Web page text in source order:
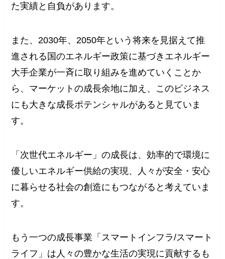
た実績と自負があります。
また、2030年、2050年という将来を見据えて推
進される国のエネルギー政策に基づきエネルギー
大手企業が一斉に取り組みを進めていくことか
ら、マーケットの成長余地に加え、このビジネス
にも大きな成長ポテンシャルがあると見ていま
す。
「次世代エネルギー」の成長は、効率的で環境に
優しいエネルギー供給の実現、人々が安全・安心
に暮らせる社会の創造にもつながると考えていま
す。
もう一つの成長事業「スマートインフラ/スマート
ライフ」は人々の豊かな生活の実現に貢献するも